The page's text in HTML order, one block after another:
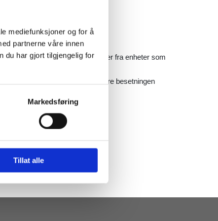
mediefunksjoner og for å
partnerne våre innen
du har gjort tilgjengelig for
Markedsføring
Tillat alle
oppfatter og mottar alle signaler fra enheter som
signalene vil mottageren alarmere besetningen